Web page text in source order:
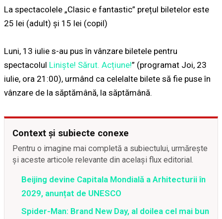
La spectacolele „Clasic e fantastic” prețul biletelor este
25 lei (adult) și 15 lei (copil)
Luni, 13 iulie s-au pus în vânzare biletele pentru
spectacolul Liniște! Sărut. Acțiune!” (programat Joi, 23
iulie, ora 21:00), urmând ca celelalte bilete să fie puse în
vânzare de la săptămână, la săptămână.
Context și subiecte conexe
Pentru o imagine mai completă a subiectului, urmărește
și aceste articole relevante din același flux editorial.
Beijing devine Capitala Mondială a Arhitecturii în
2029, anunțat de UNESCO
Spider-Man: Brand New Day, al doilea cel mai bun